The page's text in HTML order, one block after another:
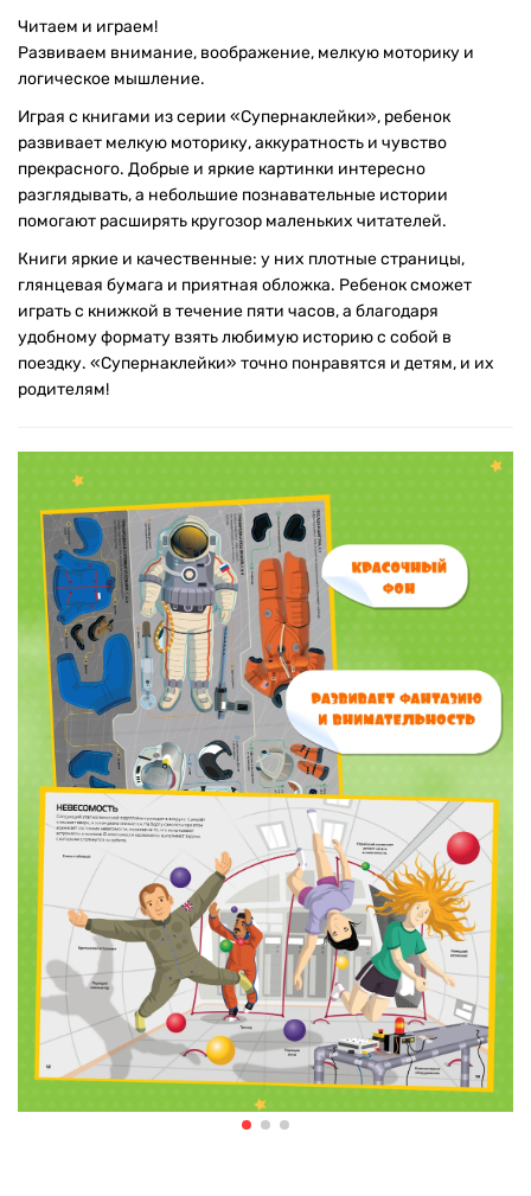
Читаем и играем!
Развиваем внимание, воображение, мелкую моторику и
логическое мышление.
Играя с книгами из серии «Супернаклейки», ребенок
развивает мелкую моторику, аккуратность и чувство
прекрасного. Добрые и яркие картинки интересно
разглядывать, а небольшие познавательные истории
помогают расширять кругозор маленьких читателей.
Книги яркие и качественные: у них плотные страницы,
глянцевая бумага и приятная обложка. Ребенок сможет
играть с книжкой в течение пяти часов, а благодаря
удобному формату взять любимую историю с собой в
поездку. «Супернаклейки» точно понравятся и детям, и их
родителям!